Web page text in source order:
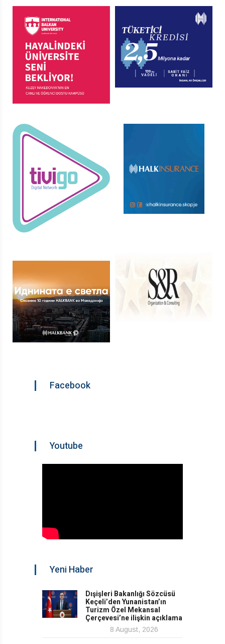
Facebook
Youtube
Yeni Haber
Dışişleri Bakanlığı Sözcüsü
Keçeli’den Yunanistan’ın
Turizm Özel Mekansal
Çerçevesi’ne ilişkin açıklama
8 August, 2026